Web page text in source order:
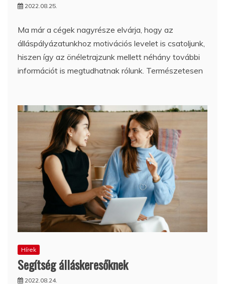
2022.08.25.
Ma már a cégek nagyrésze elvárja, hogy az
álláspályázatunkhoz motivációs levelet is csatoljunk,
hiszen így az önéletrajzunk mellett néhány további
információt is megtudhatnak rólunk. Természetesen
Hírek
Segítség álláskeresőknek
2022.08.24.